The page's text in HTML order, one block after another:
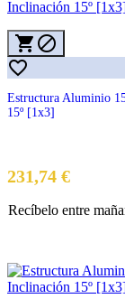
 

Estructura Aluminio
15º [1x3]
231,74 €Precio
Recíbelo entre